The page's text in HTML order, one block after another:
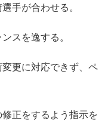
手が合わせる。
スを逸する。
更に対応できず、ペ
正をするよう指示を